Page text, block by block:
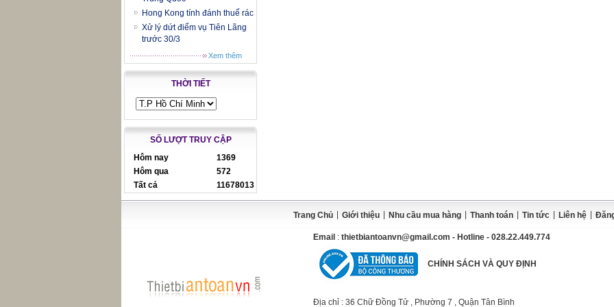
Hong Kong tính đánh thuế rác
Xử lý dứt điểm vụ Tiên Lãng
trước 30/3
Xem thêm
THỜI TIẾT
SỐ LƯỢT TRUY CẬP
Hôm nay
1369
Hôm qua
572
Tất cả
11678013
Trang Chủ Giới thiệu Nhu cầu mua hàng Thanh toán Tin tức Liên hệ
Email : thietbiantoanvn@gmail.com - Hotline - 028.22.449.774
CHÍNH SÁCH VÀ QUY ĐỊNH
Địa chỉ : 36 Chữ Đồng Tử , Phường 7 , Quận Tân Bình